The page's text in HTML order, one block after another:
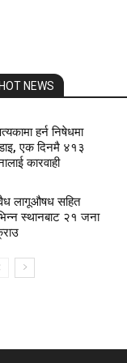
HOT NEWS
हर्न निषेधमा
एक दिनमै ४१३
कारवाही
लागूऔषध सहित
स्थानबाट २१ जना